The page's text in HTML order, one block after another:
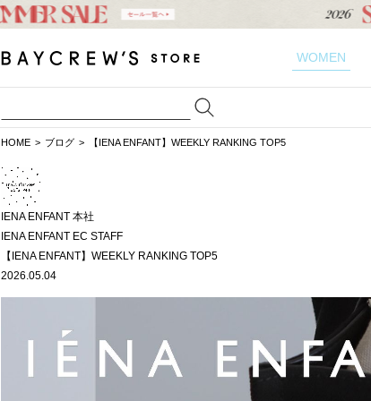
WOMEN
HOME ブログ 【IENA ENFANT】WEEKLY RANKING TOP5
IENA ENFANT 本社
IENA ENFANT EC STAFF
【IENA ENFANT】WEEKLY RANKING TOP5
2026.05.04